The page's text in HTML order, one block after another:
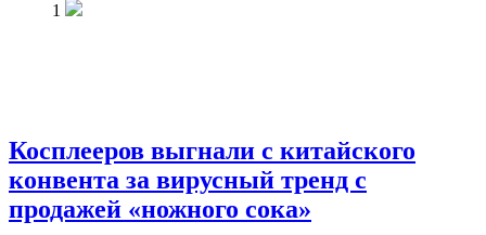
1
Косплееров выгнали с китайского
конвента за вирусный тренд с
продажей «ножного сока»